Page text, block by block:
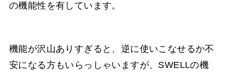
の機能性を有しています。
機能が沢山ありすぎると、逆に使いこなせるか不
安になる方もいらっしゃいますが、SWELLの機